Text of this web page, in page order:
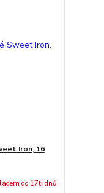
Iron, 16
do 17ti dnů